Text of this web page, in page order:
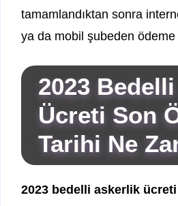
tamamlandıktan sonra
ya da mobil şubeden ödeme
2023
Ücreti Son
Tarihi Ne
2023 bedelli askerlik